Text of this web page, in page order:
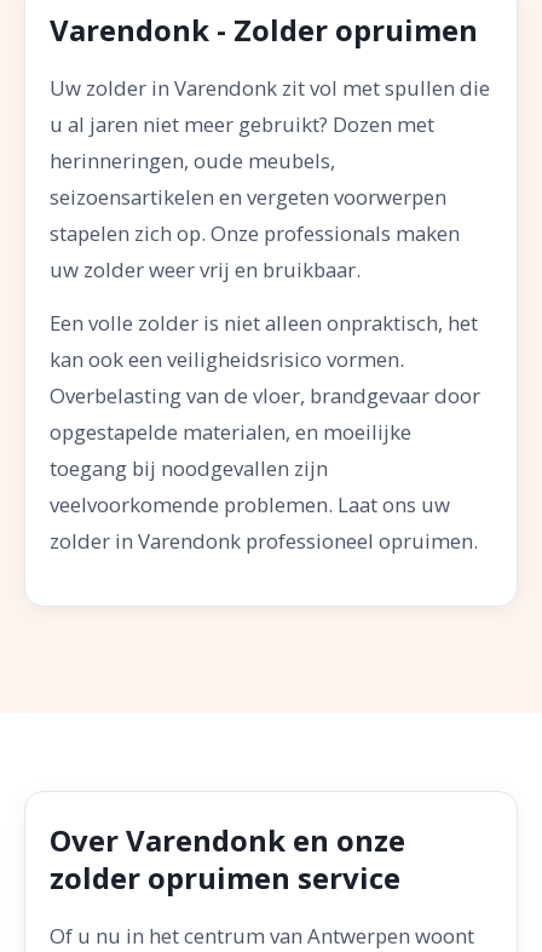
Varendonk - Zolder opruimen
Uw zolder in Varendonk zit vol met spullen die
u al jaren niet meer gebruikt? Dozen met
herinneringen, oude meubels,
seizoensartikelen en vergeten voorwerpen
stapelen zich op. Onze professionals maken
uw zolder weer vrij en bruikbaar.
Een volle zolder is niet alleen onpraktisch, het
kan ook een veiligheidsrisico vormen.
Overbelasting van de vloer, brandgevaar door
opgestapelde materialen, en moeilijke
toegang bij noodgevallen zijn
veelvoorkomende problemen. Laat ons uw
zolder in Varendonk professioneel opruimen.
Over Varendonk en onze
zolder opruimen service
Of u nu in het centrum van Antwerpen woont